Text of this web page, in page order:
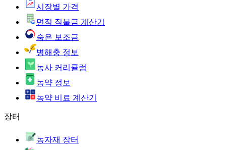
시장별 가격
면적 직불금 계산기
숨은 보조금
병해충 정보
농사 커리큘럼
농약 정보
농약 비료 계산기
장터
농자재 장터